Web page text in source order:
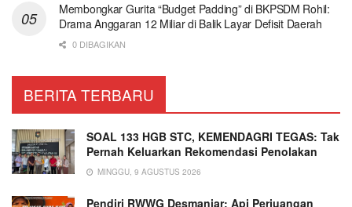
Membongkar Gurita “Budget Padding” di BKPSDM Rohil:
Drama Anggaran 12 Miliar di Balik Layar Defisit Daerah
0 DIBAGIKAN
BERITA TERBARU
SOAL 133 HGB STC, KEMENDAGRI TEGAS: Tak
Pernah Keluarkan Rekomendasi Penolakan
MINGGU, 9 AGUSTUS 2026
Pendiri RWWG Desmaniar: Api Perjuangan